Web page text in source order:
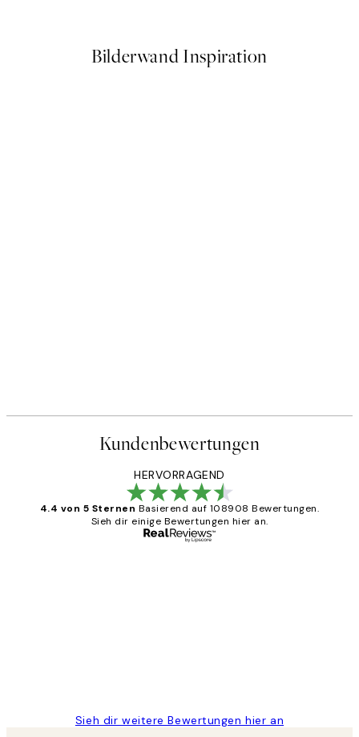
Bilderwand Inspiration
Kundenbewertungen
HERVORRAGEND
4.4 von 5 Sternen Basierend auf 108908 Bewertungen.
Sieh dir einige Bewertungen hier an.
Sieh dir weitere Bewertungen hier an